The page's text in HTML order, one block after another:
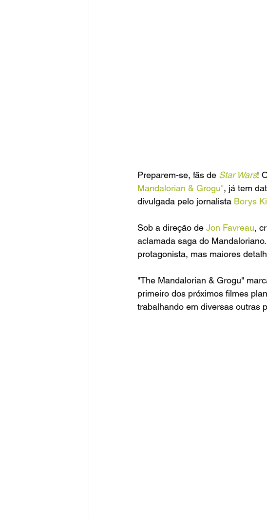
Preparem-se, fãs de Star Wars!
Mandalorian & Grogu", já tem
divulgada pelo jornalista Borys
Sob a direção de Jon Favreau,
aclamada saga do Mandaloriano.
protagonista, mas maiores
"The Mandalorian & Grogu"
primeiro dos próximos filmes
trabalhando em diversas outras